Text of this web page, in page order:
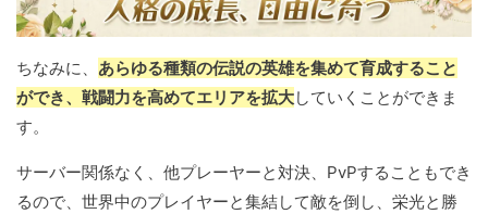
ちなみに、 あらゆる種類の伝説の英雄を集めて育成すること
ができ、戦闘力を高めてエリアを拡大していくことができま
す。
サーバー関係なく、他プレーヤーと対決、PvPすることもでき
るので、世界中のプレイヤーと集結して敵を倒し、栄光と勝